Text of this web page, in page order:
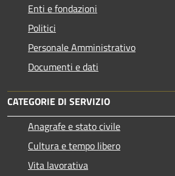
Enti e fondazioni
Politici
Personale Amministrativo
Documenti e dati
CATEGORIE DI SERVIZIO
Anagrafe e stato civile
Cultura e tempo libero
Vita lavorativa